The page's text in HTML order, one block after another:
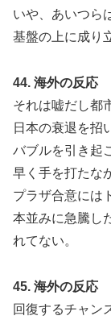
いや、あいつら
基盤の上に成り
44. 海外の反応
それは嘘だし都
日本の衰退を招
バブルを引き起
早く手を打たな
プラザ合意には
本並みに急騰し
れてない。
45. 海外の反応
回復するチャン